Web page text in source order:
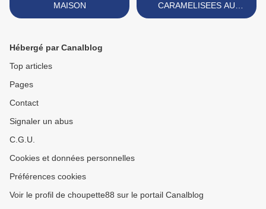
MAISON
CARAMELISEES AU
GRAND_MARNIER >
Hébergé par Canalblog
Top articles
Pages
Contact
Signaler un abus
C.G.U.
Cookies et données personnelles
Préférences cookies
Voir le profil de choupette88 sur le portail Canalblog